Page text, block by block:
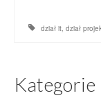
dział it, dział
Kategorie